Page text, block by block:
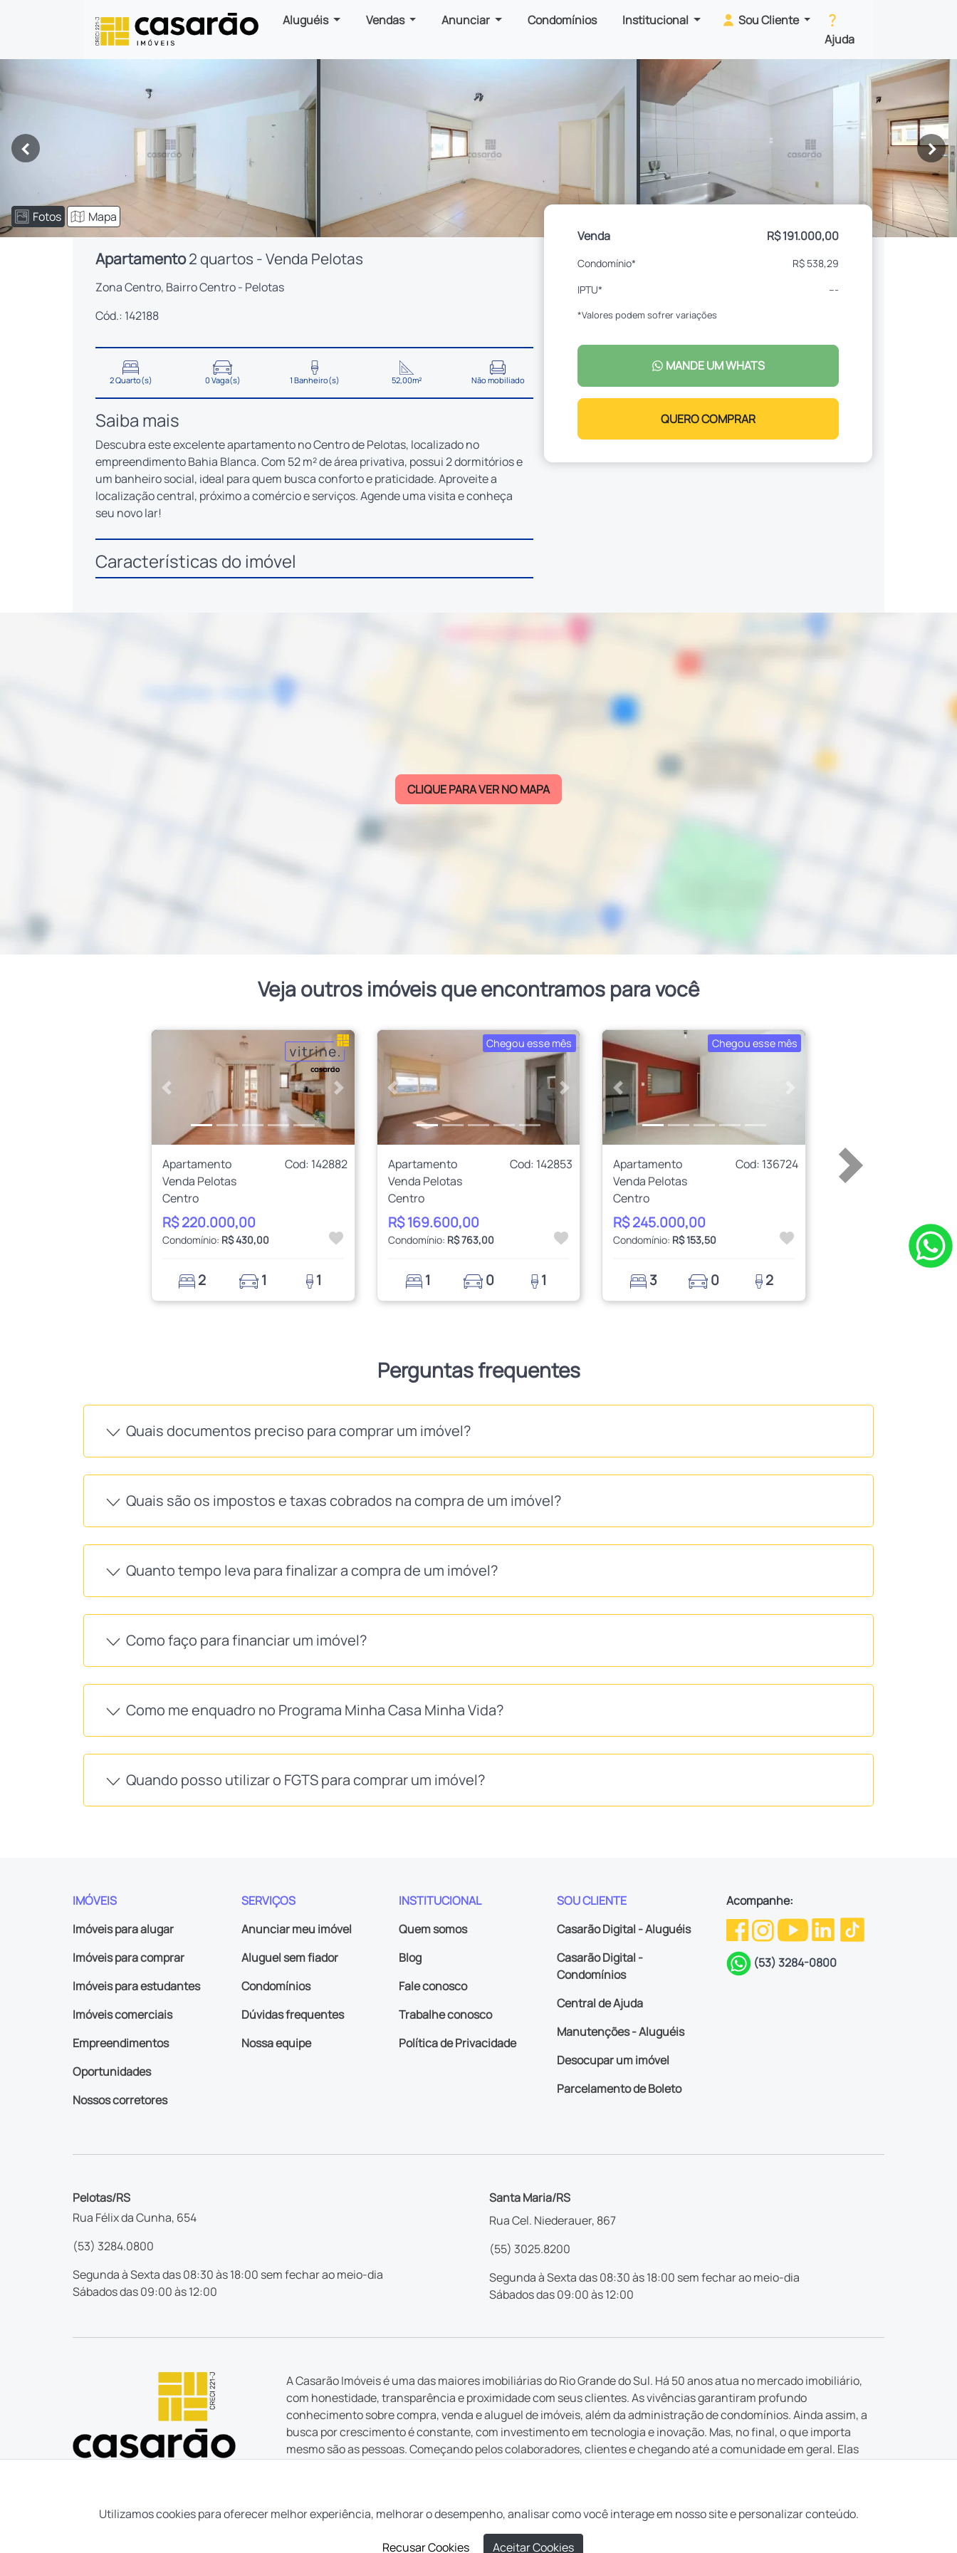
Aluguéis Vendas Anunciar Condomínios Institucional
Sou Cliente
Ajuda
< >
Fotos Mapa
Apartamento2 quartos - Venda Pelotas
Zona Centro, Bairro Centro - Pelotas
Cód.: 142188
2 Quarto(s) 0 Vaga(s) 1 Banheiro(s) 52,00m² Não mobiliado
Saiba mais
Descubra este excelente apartamento no Centro de Pelotas, localizado no
empreendimento Bahia Blanca. Com 52 m² de área privativa, possui 2 dormitórios e
um banheiro social, ideal para quem busca conforto e praticidade. Aproveite a
localização central, próximo a comércio e serviços. Agende uma visita e conheça
seu novo lar!
Características do imóvel
Venda R$ 191.000,00
Condomínio*
R$ 538,29
IPTU*
---
*Valores podem sofrer variações
MANDE UM WHATS
QUERO COMPRAR
CLIQUE PARA VER NO MAPA
Veja outros imóveis que encontramos para você
Anterior Próximo
Apartamento
Cod: 142882
Venda Pelotas
Centro
R$ 220.000,00
Condomínio: R$ 430,00
2 1 1
Chegou esse mês
Anterior Próximo
Apartamento
Cod: 142853
Venda Pelotas
Centro
R$ 169.600,00
Condomínio: R$ 763,00
1 0 1
Chegou esse mês
Anterior
Apartamento
Cod: 136724
Venda Pelotas
Centro
R$ 245.000,00
Condomínio: R$ 153,50
3 0 2
Perguntas frequentes
Quais documentos preciso para comprar um imóvel?
Quais são os impostos e taxas cobrados na compra de um imóvel?
Quanto tempo leva para finalizar a compra de um imóvel?
Como faço para financiar um imóvel?
Como me enquadro no Programa Minha Casa Minha Vida?
Quando posso utilizar o FGTS para comprar um imóvel?
IMÓVEIS
Imóveis para alugar
Imóveis para comprar
Imóveis para estudantes
Imóveis comerciais
Empreendimentos
Oportunidades
Nossos corretores
SERVIÇOS
Anunciar meu imóvel
Aluguel sem fiador
Condomínios
Dúvidas frequentes
Nossa equipe
INSTITUCIONAL
Quem somos
Blog
Fale conosco
Trabalhe conosco
Política de Privacidade
SOU CLIENTE
Casarão Digital - Aluguéis
Casarão Digital -
Condomínios
Central de Ajuda
Manutenções - Aluguéis
Desocupar um imóvel
Parcelamento de Boleto
Acompanhe:
(53) 3284-0800
Pelotas/RS
Rua Félix da Cunha, 654
(53) 3284.0800
Segunda à Sexta das 08:30 às 18:00 sem fechar ao meio-dia
Sábados das 09:00 às 12:00
Santa Maria/RS
Rua Cel. Niederauer, 867
(55) 3025.8200
Segunda à Sexta das 08:30 às 18:00 sem fechar ao meio-dia
Sábados das 09:00 às 12:00
A Casarão Imóveis é uma das maiores imobiliárias do Rio Grande do Sul. Há 50 anos atua no mercado imobiliário,
com honestidade, transparência e proximidade com seus clientes. As vivências garantiram profundo
conhecimento sobre compra, venda e aluguel de imóveis, além da administração de condomínios. Ainda assim, a
busca por crescimento é constante, com investimento em tecnologia e inovação. Mas, no final, o que importa
mesmo são as pessoas. Começando pelos colaboradores, clientes e chegando até a comunidade em geral. Elas
tem um lugar para você”.
Utilizamos cookies para oferecer melhor experiência, melhorar o desempenho, analisar como você interage em nosso site e personalizar conteúdo.
Recusar Cookies Aceitar Cookies